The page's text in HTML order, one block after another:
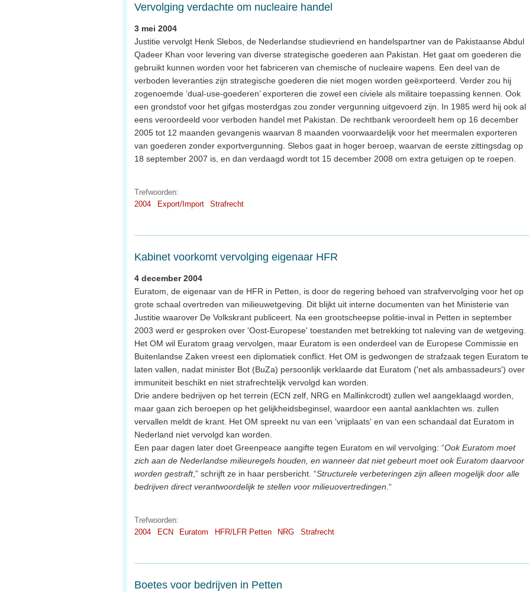
Vervolging verdachte om nucleaire handel
3 mei 2004
Justitie vervolgt Henk Slebos, de Nederlandse studievriend en handelspartner van de Pakistaanse Abdul
Qadeer Khan voor levering van diverse strategische goederen aan Pakistan. Het gaat om goederen die
gebruikt kunnen worden voor het fabriceren van chemische of nucleaire wapens. Een deel van de
verboden leveranties zijn strategische goederen die niet mogen worden geëxporteerd. Verder zou hij
zogenoemde ‘dual-use-goederen’ exporteren die zowel een civiele als militaire toepassing kennen. Ook
een grondstof voor het gifgas mosterdgas zou zonder vergunning uitgevoerd zijn. In 1985 werd hij ook al
eens veroordeeld voor verboden handel met Pakistan. De rechtbank veroordeelt hem op 16 december
2005 tot 12 maanden gevangenis waarvan 8 maanden voorwaardelijk voor het meermalen exporteren
van goederen zonder exportvergunning. Slebos gaat in hoger beroep, waarvan de eerste zittingsdag op
18 september 2007 is, en dan verdaagd wordt tot 15 december 2008 om extra getuigen op te roepen.
Trefwoorden:
2004
Export/Import Strafrecht
Kabinet voorkomt vervolging eigenaar HFR
4 december 2004
Euratom, de eigenaar van de HFR in Petten, is door de regering behoed van strafvervolging voor het op
grote schaal overtreden van milieuwetgeving. Dit blijkt uit interne documenten van het Ministerie van
Justitie waarover De Volkskrant publiceert. Na een grootscheepse politie-inval in Petten in september
2003 werd er gesproken over 'Oost-Europese' toestanden met betrekking tot naleving van de wetgeving.
Het OM wil Euratom graag vervolgen, maar Euratom is een onderdeel van de Europese Commissie en
Buitenlandse Zaken vreest een diplomatiek conflict. Het OM is gedwongen de strafzaak tegen Euratom te
laten vallen, nadat minister Bot (BuZa) persoonlijk verklaarde dat Euratom ('net als ambassadeurs') over
immuniteit beschikt en niet strafrechtelijk vervolgd kan worden.
Drie andere bedrijven op het terrein (ECN zelf, NRG en Mallinkcrodt) zullen wel aangeklaagd worden,
maar gaan zich beroepen op het gelijkheidsbeginsel, waardoor een aantal aanklachten ws. zullen
vervallen meldt de krant. Het OM spreekt nu van een 'vrijplaats' en van een schandaal dat Euratom in
Nederland niet vervolgd kan worden.
Een paar dagen later doet Greenpeace aangifte tegen Euratom en wil vervolging: “Ook Euratom moet
zich aan de Nederlandse milieuregels houden, en wanneer dat niet gebeurt moet ook Euratom daarvoor
worden gestraft,” schrijft ze in haar persbericht. “Structurele verbeteringen zijn alleen mogelijk door alle
bedrijven direct verantwoordelijk te stellen voor milieuovertredingen.“
Trefwoorden:
2004
ECN Euratom HFR/LFR Petten NRG Strafrecht
Boetes voor bedrijven in Petten